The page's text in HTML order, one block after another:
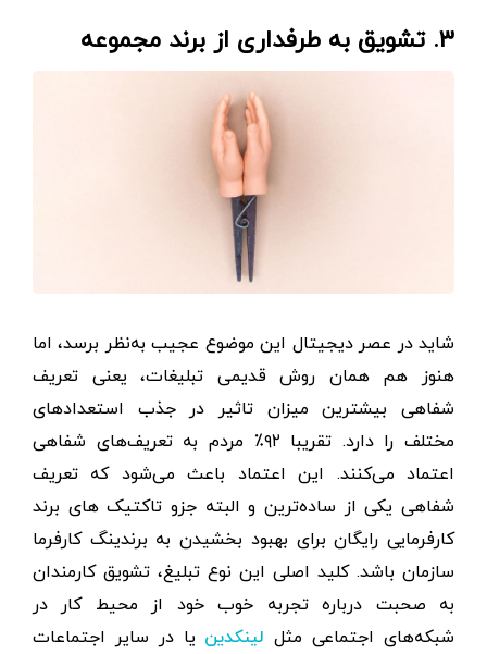
۳. تشویق به طرفداری از برند مجموعه
شاید در عصر دیجیتال این موضوع عجیب به‌نظر برسد، اما
هنوز هم همان روش قدیمی تبلیغات، یعنی تعریف
شفاهی بیشترین میزان تاثیر در جذب استعدادهای
مختلف را دارد. تقریبا ۹۲٪ مردم به تعریف‌های شفاهی
اعتماد می‌کنند. این اعتماد باعث می‌شود که تعریف
شفاهی یکی از ساده‌ترین و البته جزو تاکتیک های برند
کارفرمایی رایگان برای بهبود بخشیدن به برندینگ کارفرما
سازمان باشد. کلید اصلی این نوع تبلیغ، تشویق کارمندان
به صحبت درباره تجربه خوب خود از محیط کار در
شبکه‌های اجتماعی مثل لینکدین یا در سایر اجتماعات